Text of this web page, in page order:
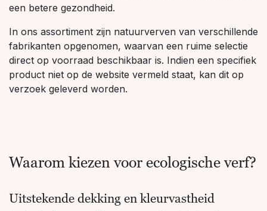
een betere gezondheid.
In ons assortiment zijn natuurverven van verschillende
fabrikanten opgenomen, waarvan een ruime selectie
direct op voorraad beschikbaar is. Indien een specifiek
product niet op de website vermeld staat, kan dit op
verzoek geleverd worden.
Waarom kiezen voor ecologische verf?
Uitstekende dekking en kleurvastheid